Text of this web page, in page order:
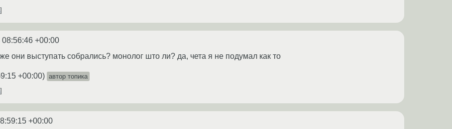
+00:00
они выступать собрались? монолог што ли? да, чета я не подумал как то
+00:00) автор топика
+00:00